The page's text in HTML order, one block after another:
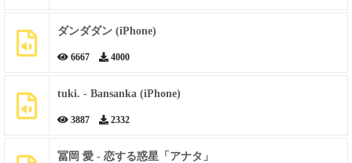
ダンダダン (iPhone)
6667 4000
tuki. - Bansanka (iPhone)
3887 2332
冨岡 愛 - 恋する惑星「アナタ」